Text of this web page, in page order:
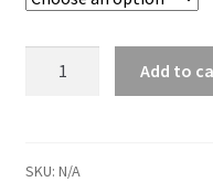
-
Add to
SKU: N/A